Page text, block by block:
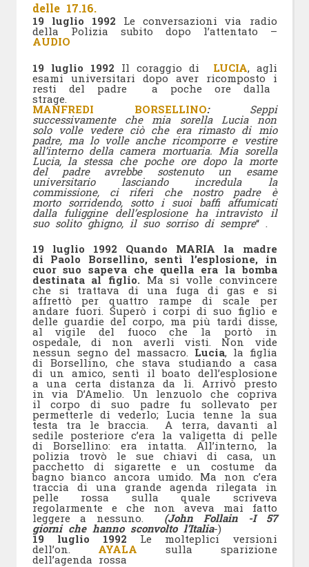
delle 17.16.
19 luglio 1992 Le conversazioni via radio
della Polizia subito dopo l’attentato –
AUDIO
19 luglio 1992 Il coraggio di LUCIA, agli
esami universitari dopo aver ricomposto i
resti del padre a poche ore dalla
strage.
MANFREDI BORSELLINO:Seppi
successivamente che mia sorella Lucia non
solo volle vedere ciò che era rimasto di mio
padre, ma lo volle anche ricomporre e vestire
all’interno della camera mortuaria. Mia sorella
Lucia, la stessa che poche ore dopo la morte
del padre avrebbe sostenuto un esame
universitario lasciando incredula la
commissione, ci riferì che nostro padre è
morto sorridendo, sotto i suoi baffi affumicati
dalla fuliggine dell’esplosione ha intravisto il
suo solito ghigno, il suo sorriso di sempre“ .
19 luglio 1992 Quando MARIA la madre
di Paolo Borsellino, sentì l’esplosione, in
cuor suo sapeva che quella era la bomba
destinata al figlio.Ma si volle convincere
che si trattava di una fuga di gas e si
affrettò per quattro rampe di scale per
andare fuori. Superò i corpi di suo figlio e
delle guardie del corpo, ma più tardi disse,
al vigile del fuoco che la portò in
ospedale, di non averli visti. Non vide
nessun segno del massacro. Lucia, la figlia
di Borsellino, che stava studiando a casa
di un amico, sentì il boato dell’esplosione
a una certa distanza da li. Arrivò presto
in via D’Amelio. Un lenzuolo che copriva
il corpo di suo padre fu sollevato per
permetterle di vederlo; Lucia tenne la sua
testa tra le braccia. A terra, davanti al
sedile posteriore c’era la valigetta di pelle
di Borsellino: era intatta. All’interno, la
polizia trovò le sue chiavi di casa, un
pacchetto di sigarette e un costume da
bagno bianco ancora umido. Ma non c’era
traccia di una grande agenda rilegata in
pelle rossa sulla quale scriveva
regolarmente e che non aveva mai fatto
leggere a nessuno. (John Follain -I 57
giorni che hanno sconvolto l’Italia-)
19 luglio 1992 Le molteplici versioni
dell’on. AYALA sulla sparizione
dell’agenda rossa